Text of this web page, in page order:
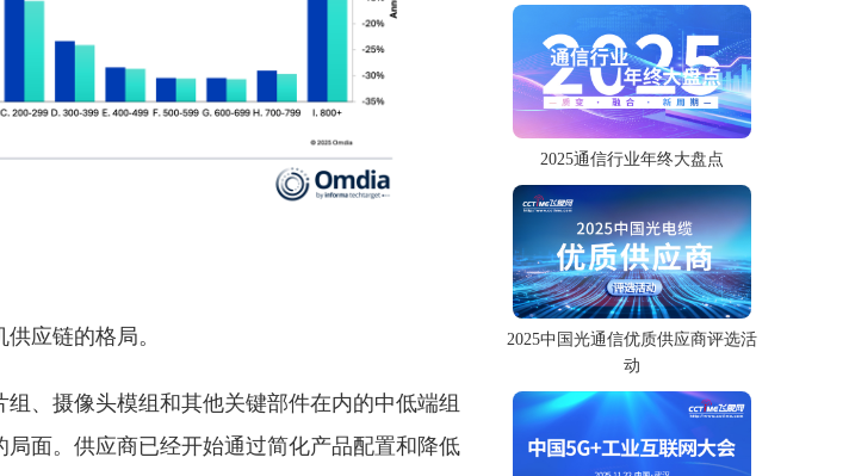
应链的格局。
、摄像头模组和其他关键部件在内的中低端组
面。供应商已经开始通过简化产品配置和降低
2025通信行业年终大盘点
2025中国光通信优质供应商评选活
动